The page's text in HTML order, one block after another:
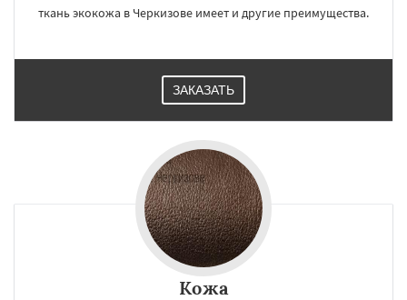
ткань экокожа в Черкизове имеет и другие преимущества.
ЗАКАЗАТЬ
Кожа